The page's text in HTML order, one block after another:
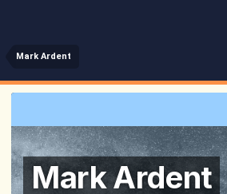
Mark Ardent
Mark Ardent